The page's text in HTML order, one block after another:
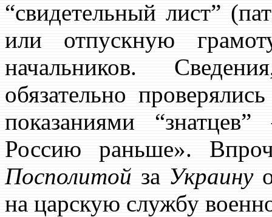
“свидетельный лист”
или отпускную
начальников.
обязательно
показаниями
Россию раньше».
Посполитой за Украину
на царскую службу